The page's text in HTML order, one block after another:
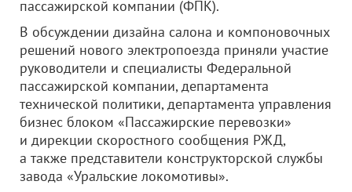
пассажирской компании (ФПК).
В обсуждении дизайна салона и компоновочных
решений нового электропоезда приняли участие
руководители и специалисты Федеральной
пассажирской компании, департамента
технической политики, департамента управления
бизнес блоком «Пассажирские перевозки»
и дирекции скоростного сообщения РЖД,
а также представители конструкторской службы
завода «Уральские локомотивы».